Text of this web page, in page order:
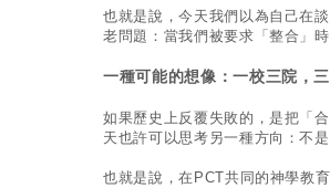
也就是說，今天我們以為自己在
老問題：當我們被要求「整合」
一種可能的想像：一校三院，
如果歷史上反覆失敗的，是把「
天也許可以思考另一種方向：不
也就是說，在PCT共同的神學教